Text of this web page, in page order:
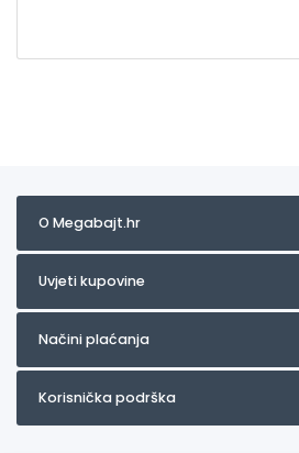
O Megabajt.hr
Uvjeti kupovine
Načini plaćanja
Korisnička podrška